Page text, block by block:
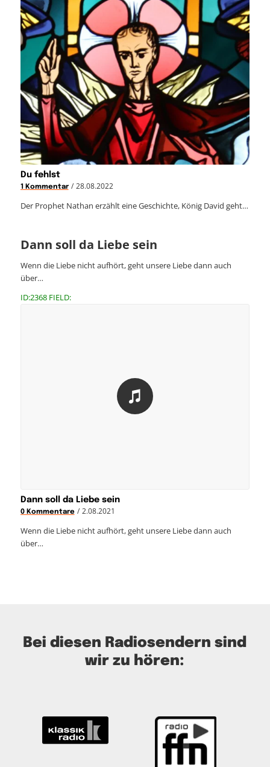
Du fehlst
1 Kommentar / 28.08.2022
Der Prophet Nathan erzählt eine Geschichte, König David geht…
Dann soll da Liebe sein
Wenn die Liebe nicht aufhört, geht unsere Liebe dann auch
über…
ID:2368 FIELD:
Dann soll da Liebe sein
0 Kommentare / 2.08.2021
Wenn die Liebe nicht aufhört, geht unsere Liebe dann auch
über…
Bei diesen Radiosendern sind
wir zu hören: